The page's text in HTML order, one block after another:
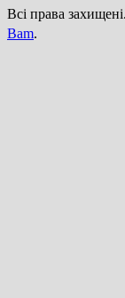
Всі права
Bam.